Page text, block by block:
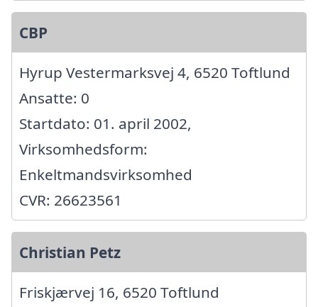
CBP
Hyrup Vestermarksvej 4, 6520 Toftlund
Ansatte: 0
Startdato: 01. april 2002,
Virksomhedsform:
Enkeltmandsvirksomhed
CVR: 26623561
Christian Petz
Friskjærvej 16, 6520 Toftlund